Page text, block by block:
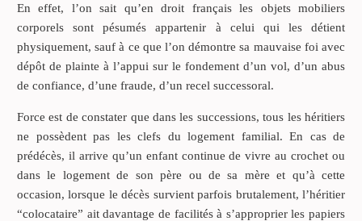
En effet, l’on sait qu’en droit français les objets mobiliers
corporels sont pésumés appartenir à celui qui les détient
physiquement, sauf à ce que l’on démontre sa mauvaise foi avec
dépôt de plainte à l’appui sur le fondement d’un vol, d’un abus
de confiance, d’une fraude, d’un recel successoral.
Force est de constater que dans les successions, tous les héritiers
ne possèdent pas les clefs du logement familial. En cas de
prédécès, il arrive qu’un enfant continue de vivre au crochet ou
dans le logement de son père ou de sa mère et qu’à cette
occasion, lorsque le décès survient parfois brutalement, l’héritier
“colocataire” ait davantage de facilités à s’approprier les papiers